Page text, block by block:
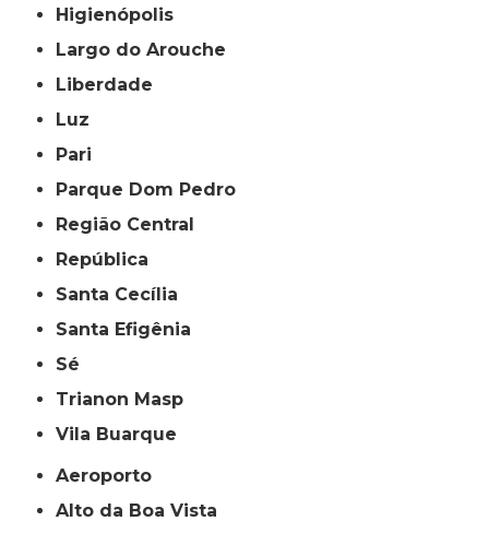
Higienópolis
Largo do Arouche
Liberdade
Luz
Pari
Parque Dom Pedro
Região Central
República
Santa Cecília
Santa Efigênia
Sé
Trianon Masp
Vila Buarque
Aeroporto
Alto da Boa Vista